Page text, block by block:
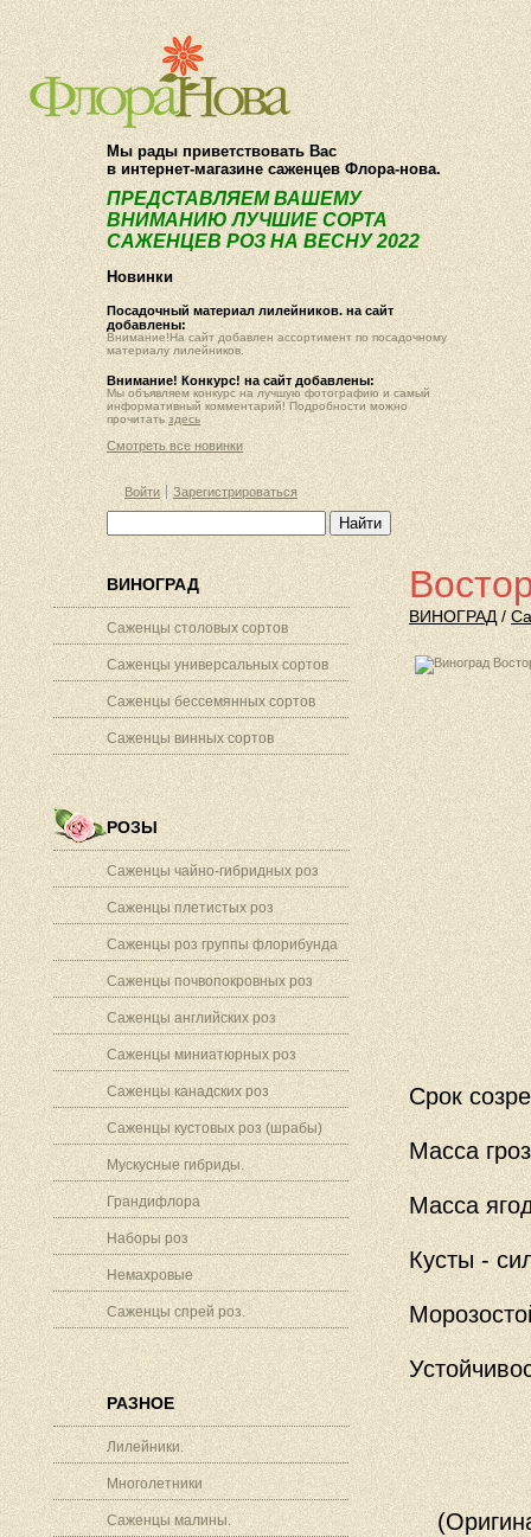
О компании Как купить
Мы рады приветствовать Вас
в интернет-магазине саженцев Флора-нова.
ПРЕДСТАВЛЯЕМ ВАШЕМУ
ВНИМАНИЮ ЛУЧШИЕ СОРТА
САЖЕНЦЕВ РОЗ НА ВЕСНУ 2022
Новинки
Посадочный материал лилейников. на сайт
добавлены:
Внимание!На сайт добавлен ассортимент по посадочному
материалу лилейников.
Внимание! Конкурс! на сайт добавлены:
Мы объявляем конкурс на лучшую фотографию и самый
информативный комментарий! Подробности можно
прочитать здесь
Смотреть все новинки
Войти Зарегистрироваться
ВИНОГРАД
Саженцы столовых сортов
Саженцы универсальных сортов
Саженцы бессемянных сортов
Саженцы винных сортов
РОЗЫ
Саженцы чайно-гибридных роз
Саженцы плетистых роз
Саженцы роз группы флорибунда
Саженцы почвопокровных роз
Саженцы английских роз
Саженцы миниатюрных роз
Саженцы канадских роз
Саженцы кустовых роз (шрабы)
Мускусные гибриды.
Грандифлора
Наборы роз
Немахровые
Саженцы спрей роз.
РАЗНОЕ
Лилейники.
Многолетники
Саженцы малины.
ВИНОГРАД/
Срок
Масса
Масса
Кусты -